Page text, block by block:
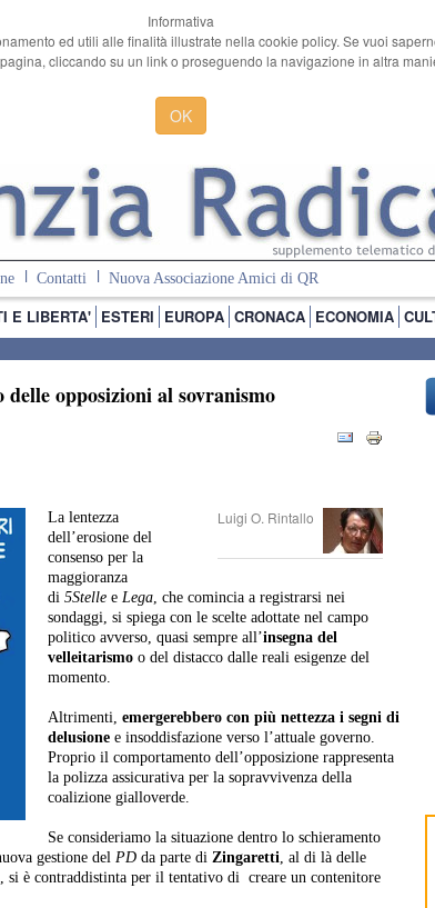
Informativa
ed utili alle finalità illustrate nella cookie policy. Se vuoi
cliccando su un link o proseguendo la navigazione in altra
OK
Contatti Nuova Associazione Amici di QR
E LIBERTA' ESTERI EUROPA CRONACA ECONOMIA
opposizioni al sovranismo
Luigi O. Rintallo
La lentezza
dell’erosione del
consenso per la
maggioranza
di 5Stelle e Lega, che comincia a registrarsi nei
sondaggi, si spiega con le scelte adottate nel campo
politico avverso, quasi sempre all’insegna del
velleitarismo o del distacco dalle reali esigenze del
momento.
Altrimenti, emergerebbero con più nettezza i segni di
delusione e insoddisfazione verso l’attuale governo.
Proprio il comportamento dell’opposizione rappresenta
la polizza assicurativa per la sopravvivenza della
coalizione gialloverde.
Se consideriamo la situazione dentro lo schieramento
gestione del PD da parte di Zingaretti, al di là delle
è contraddistinta per il tentativo di creare un contenitore